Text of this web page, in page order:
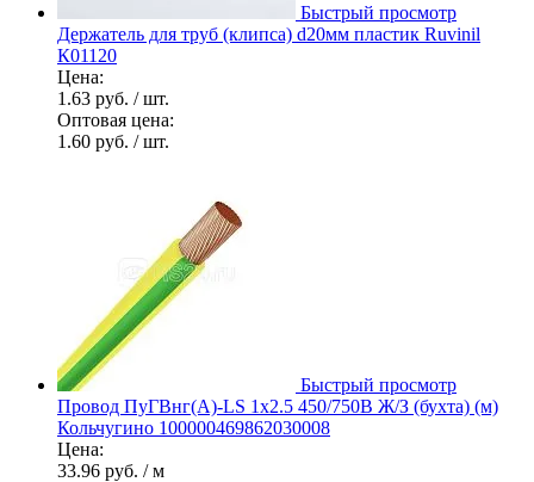
Быстрый просмотр
Держатель для труб (клипса) d20мм пластик Ruvinil
К01120
Цена:
1.63 руб. / шт.
Оптовая цена:
1.60 руб. / шт.
Быстрый просмотр
Провод ПуГВнг(А)-LS 1х2.5 450/750В Ж/З (бухта) (м)
Кольчугино 100000469862030008
Цена:
33.96 руб. / м